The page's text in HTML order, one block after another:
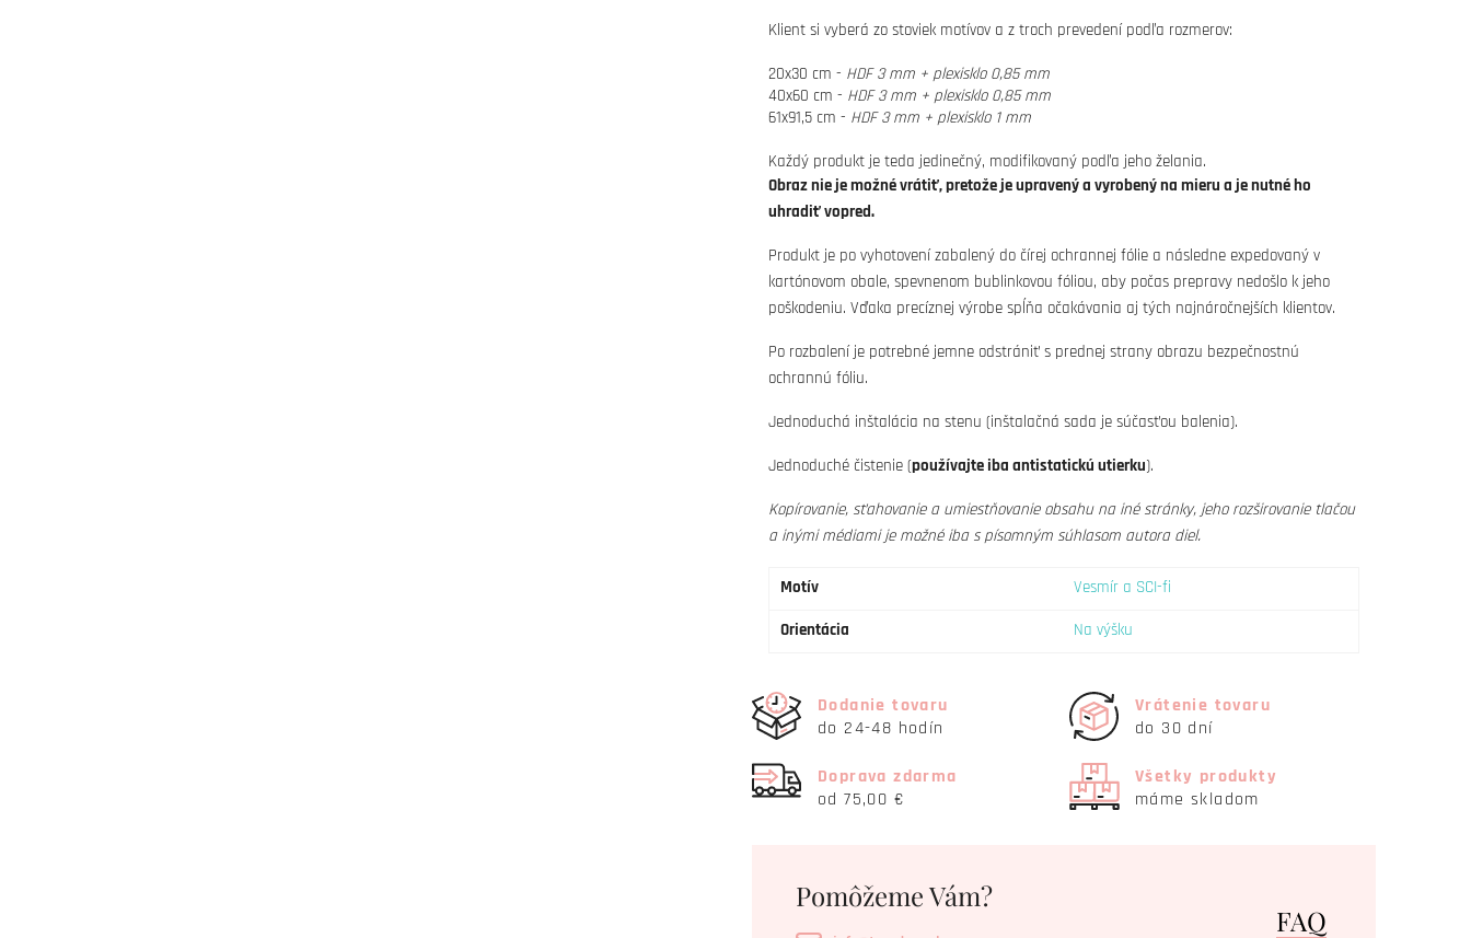
Klient si vyberá zo stoviek motívov a z troch prevedení podľa rozmerov:
20x30 cm - HDF 3 mm + plexisklo 0,85 mm
40x60 cm - HDF 3 mm + plexisklo 0,85 mm
61x91,5 cm - HDF 3 mm + plexisklo 1 mm
Každý produkt je teda jedinečný, modifikovaný podľa jeho želania.
Obraz nie je možné vrátiť, pretože je upravený a vyrobený na mieru a je nutné ho
uhradiť vopred.
Produkt je po vyhotovení zabalený do čírej ochrannej fólie a následne expedovaný v
kartónovom obale, spevnenom bublinkovou fóliou, aby počas prepravy nedošlo k jeho
poškodeniu. Vďaka precíznej výrobe spĺňa očakávania aj tých najnáročnejších klientov.
Po rozbalení je potrebné jemne odstrániť s prednej strany obrazu bezpečnostnú
ochrannú fóliu.
Jednoduchá inštalácia na stenu (inštalačná sada je súčasťou balenia).
Jednoduché čistenie (používajte iba antistatickú utierku).
Kopírovanie, sťahovanie a umiestňovanie obsahu na iné stránky, jeho rozširovanie tlačou
a inými médiami je možné iba s písomným súhlasom autora diel.
Motív Vesmír a SCI-fi
Orientácia Na výšku
Dodanie tovaru
do 24-48 hodín
Vrátenie tovaru
do 30 dní
Doprava zdarma
od 75,00 €
Všetky produkty
máme skladom
Pomôžeme Vám?
FAQ